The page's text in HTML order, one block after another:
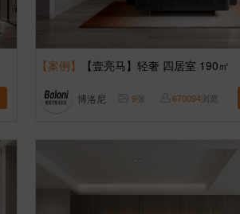
【案例】 【壹亮马】轻奢 四居室 190㎡
博洛尼 9张 670094浏览